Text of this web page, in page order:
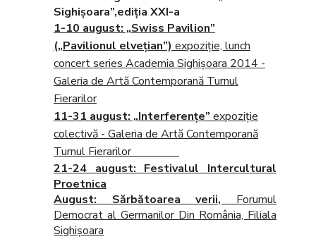
Sighişoara”,ediția XXI-a
1-10 august: „Swiss Pavilion”
(„Pavilionul elveţian”) expoziţie, lunch
concert series Academia Sighişoara 2014 -
Galeria de Artă Contemporană Turnul
Fierarilor
11-31 august: „Interferenţe” expoziţie
colectivă - Galeria de Artă Contemporană
Turnul Fierarilor
21-24 august: Festivalul Intercultural
Proetnica
August: Sărbătoarea verii, Forumul
Democrat al Germanilor Din România, Filiala
Sighișoara